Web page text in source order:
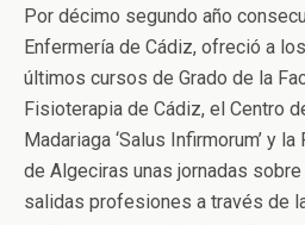
Por décimo segundo año
Enfermería de Cádiz, ofreció a
últimos cursos de Grado de la
Fisioterapia de Cádiz, el Centro
Madariaga ‘Salus Infirmorum’ y
de Algeciras unas jornadas
salidas profesiones a través de